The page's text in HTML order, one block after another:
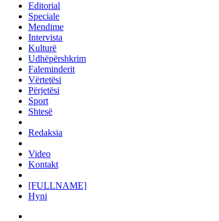
Editorial
Speciale
Mendime
Intervista
Kulturë
Udhëpërshkrim
Faleminderit
Vërtetësi
Përjetësi
Sport
Shtesë
Redaksia
Video
Kontakt
[FULLNAME]
Hyni